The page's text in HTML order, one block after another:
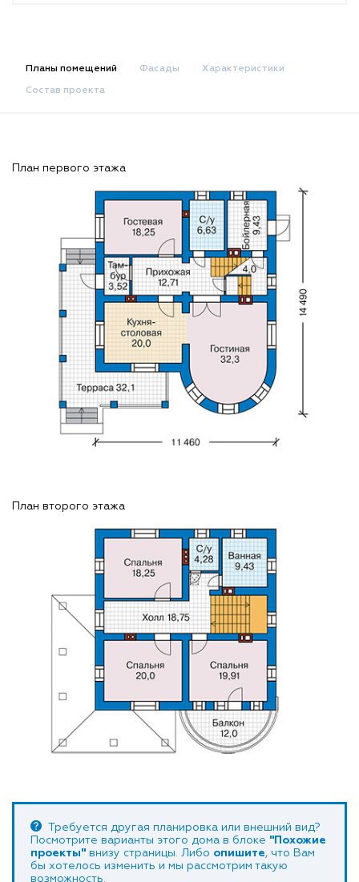
Планы помещений Фасады Характеристики
Состав проекта
План первого этажа
План второго этажа
Требуется другая планировка или внешний вид?
Посмотрите варианты этого дома в блоке "Похожие
проекты" внизу страницы. Либо опишите, что Вам
бы хотелось изменить и мы рассмотрим такую
возможность.